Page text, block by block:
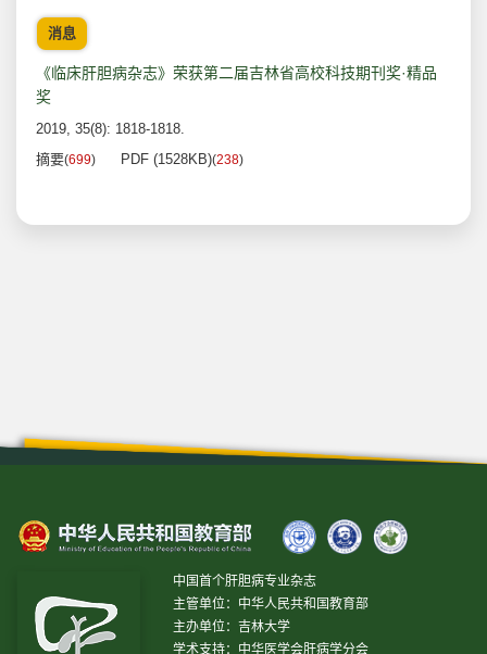
消息
《临床肝胆病杂志》荣获第二届吉林省高校科技期刊奖·精品
奖
2019, 35(8): 1818-1818.
摘要(699) PDF (1528KB)(238)
中国首个肝胆病专业杂志
主管单位：中华人民共和国教育部
主办单位：吉林大学
学术支持：中华医学会肝病学分会